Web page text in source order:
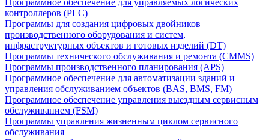
Программное обеспечение для управляемых логических
контроллеров (PLC)
Программы для создания цифровых двойников
производственного оборудования и систем,
инфраструктурных объектов и готовых изделий (DT)
Программы технического обслуживания и ремонта (CMMS)
Программы производственного планирования (APS)
Программное обеспечение для автоматизации зданий и
управления обслуживанием объектов (BAS, BMS, FM)
Программное обеспечение управления выездным сервисным
обслуживанием (FSM)
Программы управления жизненным циклом сервисного
обслуживания